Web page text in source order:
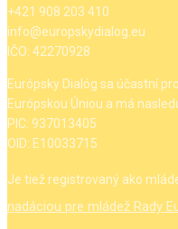
+421 908 203 410
info@europskydialog.eu
IČO: 42270928
Európsky Dialóg sa účastní
Európskou Úniou a má
PIC: 937013405
OID: E10033715
Je tiež registrovaný ako
nadáciou pre mládež Rady